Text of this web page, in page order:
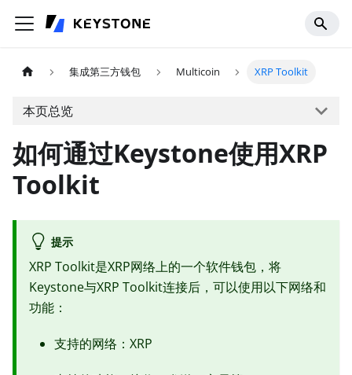
集成第三方钱包 Multicoin XRP Toolkit
本页总览
如何通过Keystone使用XRP
Toolkit
提示
XRP Toolkit是XRP网络上的一个软件钱包，将
Keystone与XRP Toolkit连接后，可以使用以下网络和
功能：
支持的网络：XRP